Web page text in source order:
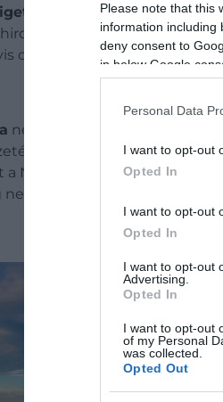
Please note that this
information including
deny consent to
in below Google
Personal Data
I want to opt-out
Opted In
I want to opt-out
Opted In
I want to opt-out
Advertising.
Opted In
I want to opt-out
of my Personal
was collected.
Opted Out
ötödik
2022-ben még 8
olcsóbb, mint a legtöbb
nem az, hogy Makri
bonyolítja, hogy
a Natura 2000 hálózathoz is
nem jöhet szóba,
pénzügyi teheris
legalább 20 millió euróra
és pénzügyi helyzetet